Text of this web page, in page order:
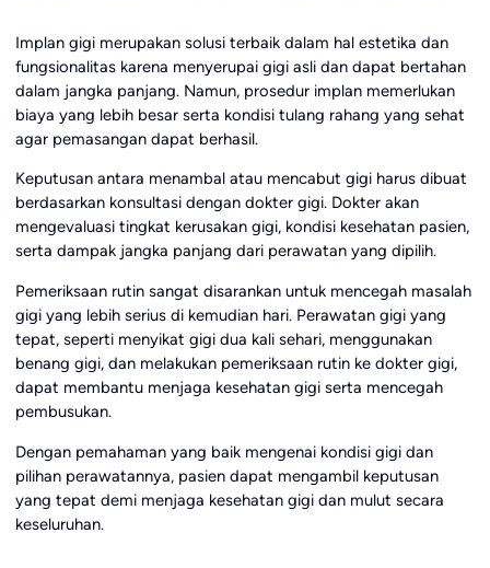
Implan gigi merupakan solusi terbaik dalam hal estetika dan
fungsionalitas karena menyerupai gigi asli dan dapat bertahan
dalam jangka panjang. Namun, prosedur implan memerlukan
biaya yang lebih besar serta kondisi tulang rahang yang sehat
agar pemasangan dapat berhasil.
Keputusan antara menambal atau mencabut gigi harus dibuat
berdasarkan konsultasi dengan dokter gigi. Dokter akan
mengevaluasi tingkat kerusakan gigi, kondisi kesehatan pasien,
serta dampak jangka panjang dari perawatan yang dipilih.
Pemeriksaan rutin sangat disarankan untuk mencegah masalah
gigi yang lebih serius di kemudian hari. Perawatan gigi yang
tepat, seperti menyikat gigi dua kali sehari, menggunakan
benang gigi, dan melakukan pemeriksaan rutin ke dokter gigi,
dapat membantu menjaga kesehatan gigi serta mencegah
pembusukan.
Dengan pemahaman yang baik mengenai kondisi gigi dan
pilihan perawatannya, pasien dapat mengambil keputusan
yang tepat demi menjaga kesehatan gigi dan mulut secara
keseluruhan.